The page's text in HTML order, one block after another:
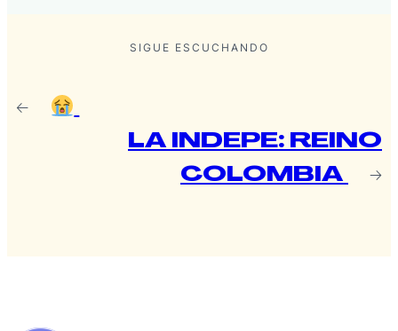
SIGUE ESCUCHANDO
←
LA INDEPE: REINO
COLOMBIA
→